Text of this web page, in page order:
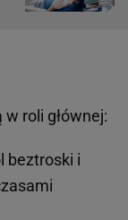
roli głównej:
beztroski i